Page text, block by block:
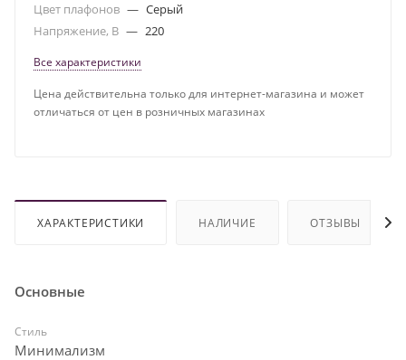
Цвет плафонов — Серый
Напряжение, В — 220
Все характеристики
Цена действительна только для интернет-магазина и может
отличаться от цен в розничных магазинах
ХАРАКТЕРИСТИКИ НАЛИЧИЕ ОТЗЫВЫ
Основные
Стиль
Минимализм